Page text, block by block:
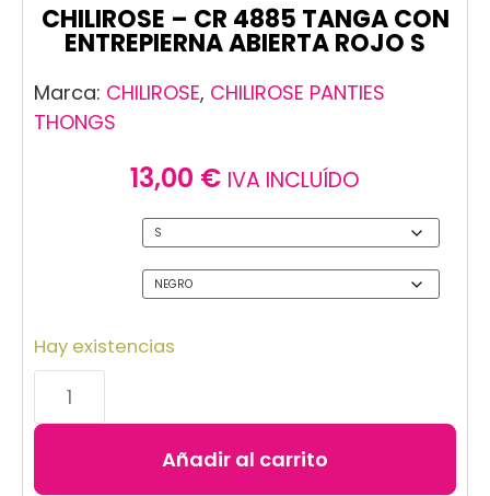
CHILIROSE – CR 4885 TANGA CON
ENTREPIERNA ABIERTA ROJO S
Marca: CHILIROSE, CHILIROSE PANTIES
THONGS
13,00 € IVA INCLUÍDO
Hay existencias
Añadir al carrito